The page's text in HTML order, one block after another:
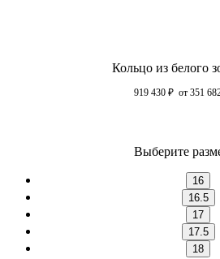
Кольцо из белого
919 430 ₽ от 351
Выберите
16
16.5
17
17.5
18